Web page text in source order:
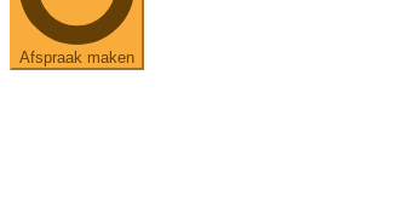
Afspraak maken